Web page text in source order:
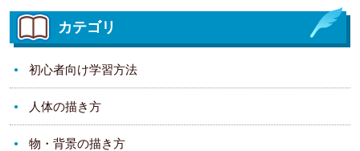
カテゴリ
初心者向け学習方法
人体の描き方
物・背景の描き方